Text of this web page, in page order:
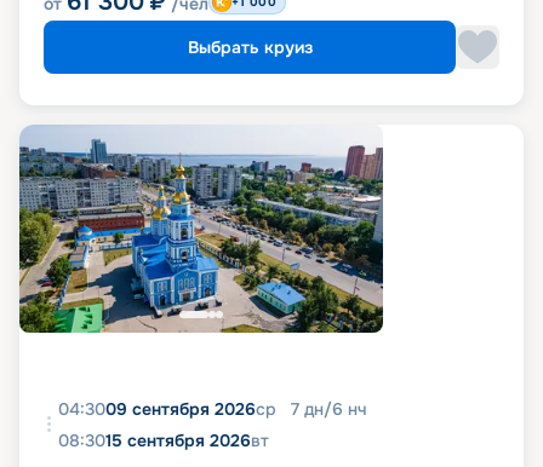
Выбрать круиз
04:3009 сентября 2026ср 7 дн/6 нч
08:3015 сентября 2026вт